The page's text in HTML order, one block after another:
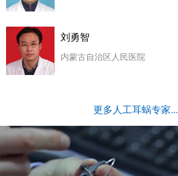
刘勇智
内蒙古自治区人民医院
更多人工耳蜗专家...